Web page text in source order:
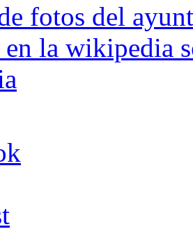
fotos del
en la wikipedia